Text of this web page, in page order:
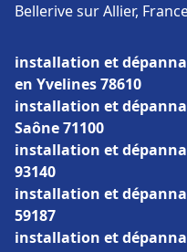
Bellerive sur Allier,
installation et
en Yvelines 78610
installation et
Saône 71100
installation et
93140
installation et
59187
installation et